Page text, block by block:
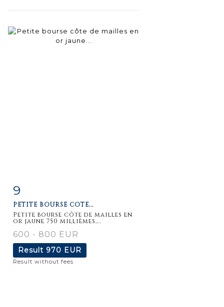
9
PETITE BOURSE CÔTE...
Petite bourse côte de mailles en
or jaune 750 millièmes,...
600 - 800 EUR
Result 970 EUR
Result without fees